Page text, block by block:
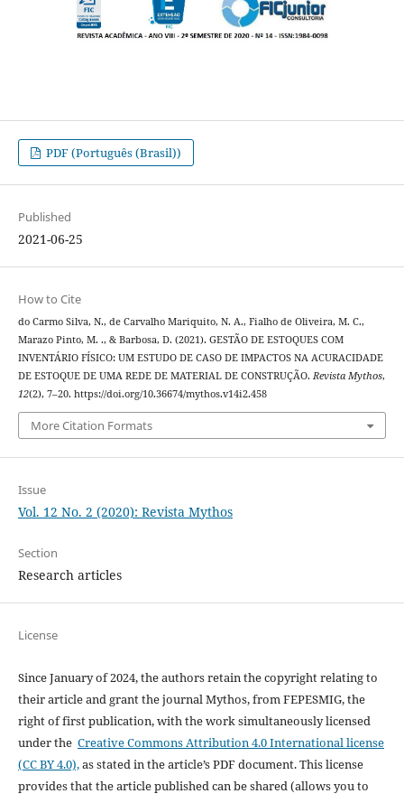
PDF (Português (Brasil))
Published
2021-06-25
How to Cite
do Carmo Silva, N., de Carvalho Mariquito, N. A., Fialho de Oliveira, M. C.,
Marazo Pinto, M. ., & Barbosa, D. (2021). GESTÃO DE ESTOQUES COM
INVENTÁRIO FÍSICO: UM ESTUDO DE CASO DE IMPACTOS NA ACURACIDADE
DE ESTOQUE DE UMA REDE DE MATERIAL DE CONSTRUÇÃO. Revista Mythos,
12(2), 7–20. https://doi.org/10.36674/mythos.v14i2.458
More Citation Formats
Issue
Vol. 12 No. 2 (2020): Revista Mythos
Section
Research articles
License
Since January of 2024, the authors retain the copyright relating to
their article and grant the journal Mythos, from FEPESMIG, the
right of first publication, with the work simultaneously licensed
under the Creative Commons Attribution 4.0 International license
(CC BY 4.0),as stated in the article’s PDF document. This license
provides that the article published can be shared (allows you to